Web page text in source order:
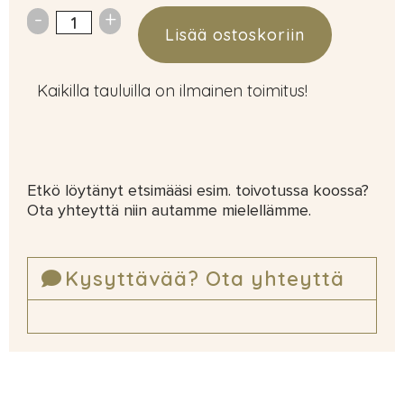
Lisää ostoskoriin
Kaikilla tauluilla on ilmainen toimitus!
Etkö löytänyt etsimääsi esim. toivotussa koossa?
Ota yhteyttä niin autamme mielellämme.
Kysyttävää? Ota yhteyttä